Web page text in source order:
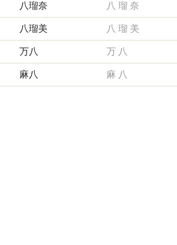
八瑠奈 八 瑠 奈
八瑠美 八 瑠 美
万八 万 八
麻八 麻 八